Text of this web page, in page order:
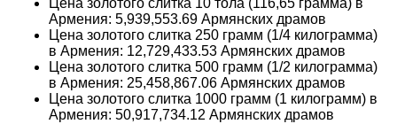
Цена золотого слитка 10 тола (116,65 грамма) в
Армения: 5,939,553.69 Армянских драмов
Цена золотого слитка 250 грамм (1/4 килограмма)
в Армения: 12,729,433.53 Армянских драмов
Цена золотого слитка 500 грамм (1/2 килограмма)
в Армения: 25,458,867.06 Армянских драмов
Цена золотого слитка 1000 грамм (1 килограмм) в
Армения: 50,917,734.12 Армянских драмов